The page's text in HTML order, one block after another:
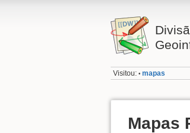
Visitou: • mapas
Mapas